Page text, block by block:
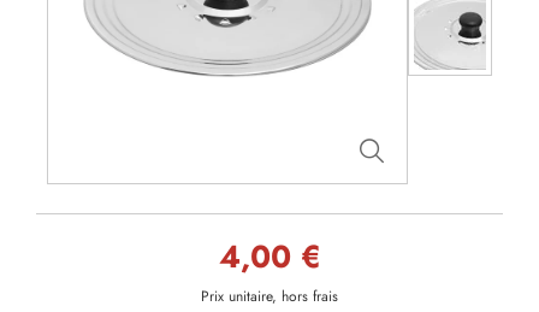
4,00 €
Prix unitaire, hors frais